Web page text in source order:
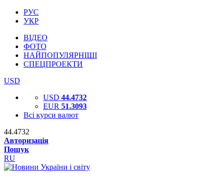
РУС
УКР
ВІДЕО
ФОТО
НАЙПОПУЛЯРНІШІ
СПЕЦПРОЕКТИ
USD
USD 44.4732
EUR 51.3093
Всі курси валют
44.4732
Авторизація
Пошук
RU